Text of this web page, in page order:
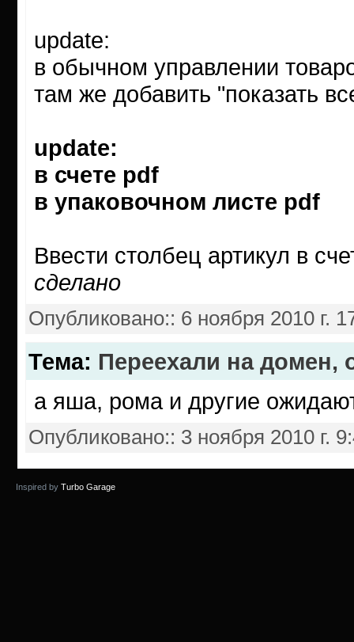
update:
в обычном управлении
там же добавить "показать
update:
в счете pdf
в упаковочном листе pdf
Ввести столбец артикул в
сделано
Опубликовано:: 6 ноября 2010 г.
Тема: Переехали на домен,
а яша, рома и другие
Опубликовано:: 3 ноября 2010 г.
Inspired by Turbo Garage